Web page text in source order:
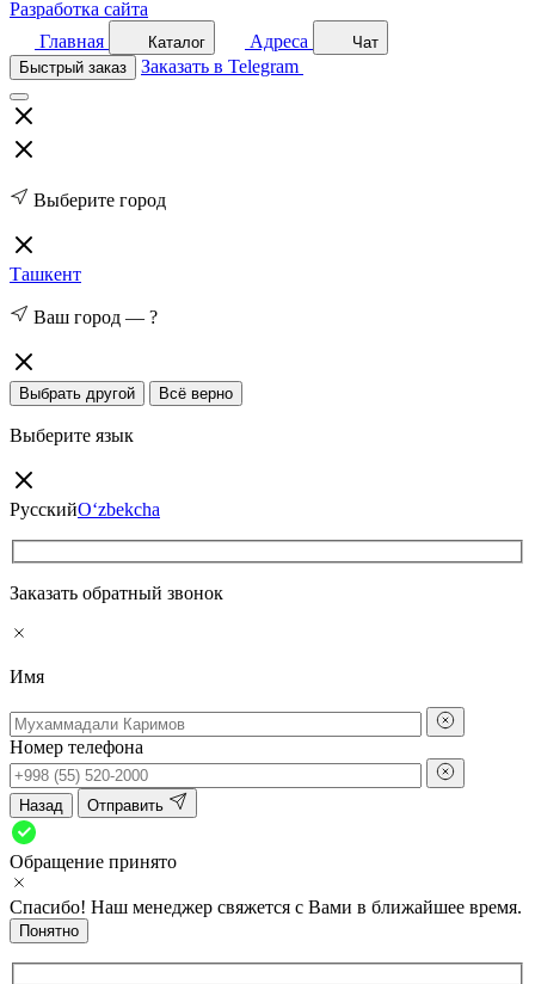
Разработка сайта
Главная
Каталог Адреса
Чат
Быстрый заказ
Заказать в Telegram
Выберите город
Ташкент
Ваш город — ?
Выбрать другой Всё верно
Выберите язык
РусскийO‘zbekcha
Заказать обратный звонок
Имя
Номер телефона
Назад Отправить
Обращение принято
Спасибо! Наш менеджер свяжется с Вами в ближайшее время.
Понятно